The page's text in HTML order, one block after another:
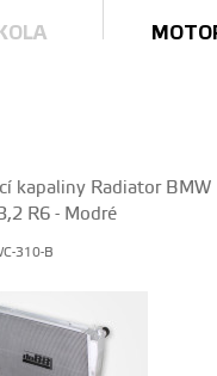
kapaliny Radiator BMW
R6 - Modré
310-B